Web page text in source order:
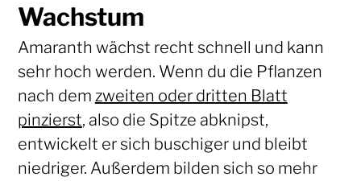
Wachstum
Amaranth wächst recht schnell und kann
sehr hoch werden. Wenn du die Pflanzen
nach dem zweiten oder dritten Blatt
pinzierst, also die Spitze abknipst,
entwickelt er sich buschiger und bleibt
niedriger. Außerdem bilden sich so mehr